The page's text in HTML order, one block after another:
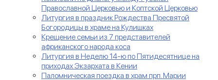
Православной Церковью и Коптской Церковью
Литургия в праздник Рождества Пресвятой
Богородицы в храме на Кулишках
Крещение семьи из 7 представителей
африканского народа коса
Литургия в Неделю 14-ю по Пятидесятнице на
приходах Экзархата в Кении
Паломническая поездка в храм прп. Марии